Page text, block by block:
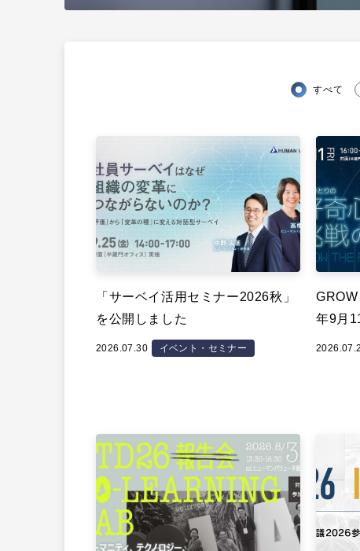
すべて
「サーベイ活用セミナー2026秋」
を公開しました
2026.07.30 イベント・セミナー
年9月